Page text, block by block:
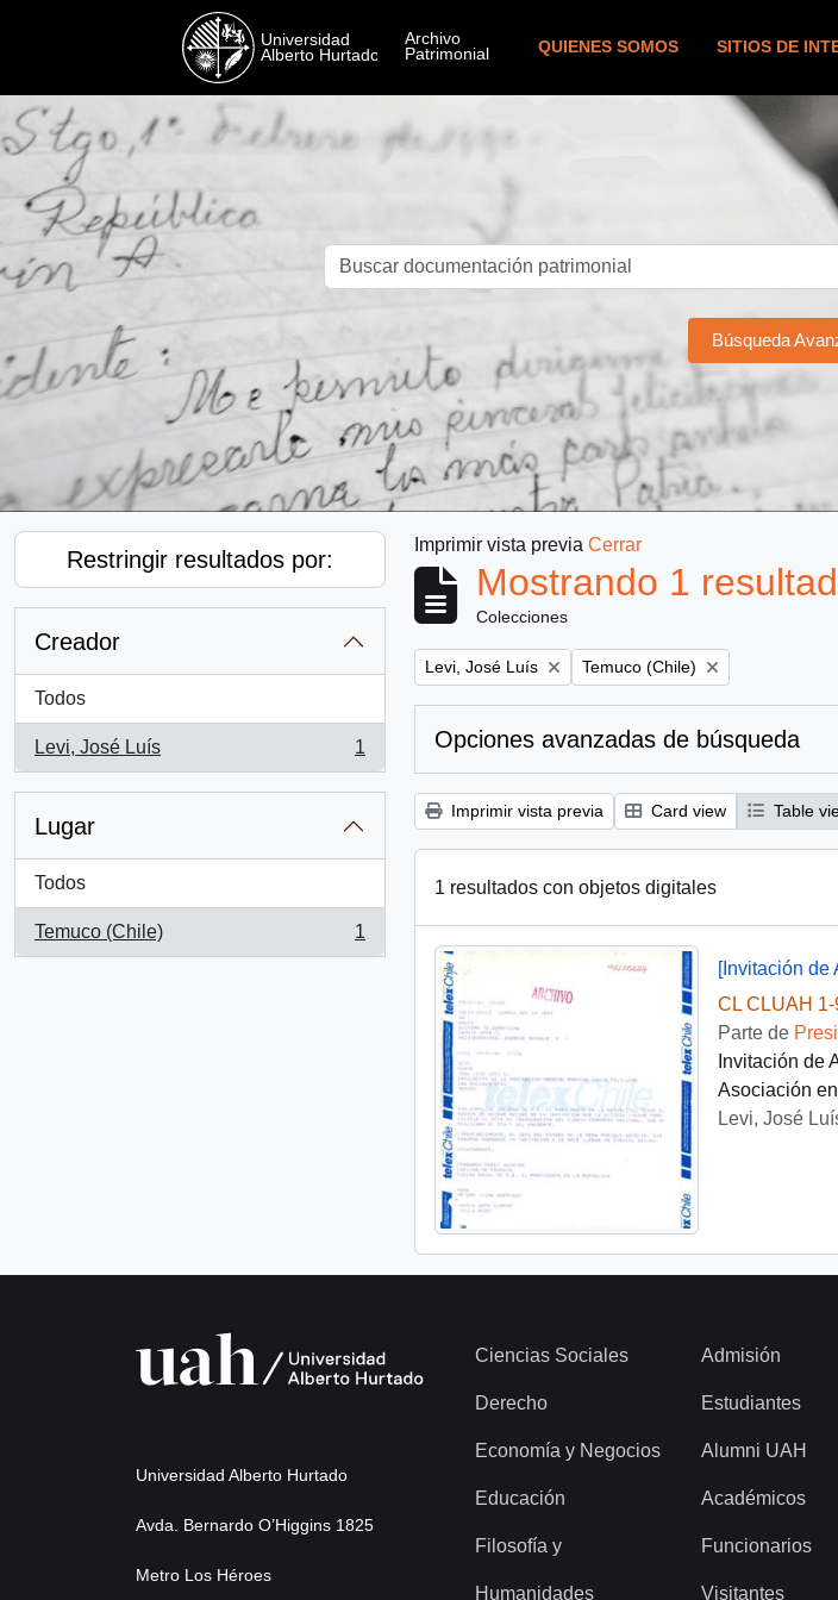
QUIENES SOMOS SITIOS DE
Búsqueda
Restringir resultados por:
Creador
Todos
Levi, José Luís
, 1 resultados
1
Lugar
Todos
Temuco (Chile)
, 1 resultados
1
Imprimir vista previa Cerrar
Mostrando 1
Colecciones
Remove filter:
Levi, José Luís Remove filter:
Temuco (Chile)
Opciones avanzadas de búsqueda
Imprimir vista previa Card view Table
1 resultados con objetos digitales
[Invitación de
CL CLUAH
Parte de
Invitación de
Asociación
Levi, José
Universidad Alberto Hurtado
Avda. Bernardo O’Higgins 1825
Metro Los Héroes
Ciencias Sociales
Derecho
Economía y Negocios
Educación
Filosofía y
Humanidades
Admisión
Estudiantes
Alumni UAH
Académicos
Funcionarios
Visitantes